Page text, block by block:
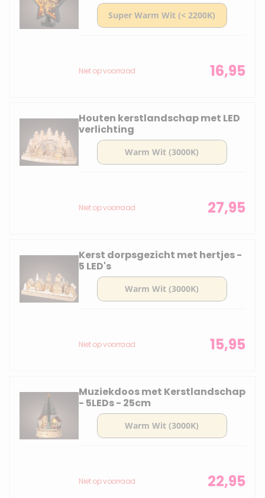
Niet op voorraad 16,95
Houten kerstlandschap met LED
verlichting
Niet op voorraad 27,95
Kerst dorpsgezicht met hertjes -
5 LED's
Niet op voorraad 15,95
Muziekdoos met Kerstlandschap
- 5LEDs - 25cm
Niet op voorraad 22,95